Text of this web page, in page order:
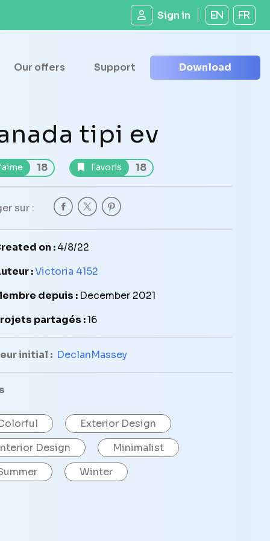
Sign in EN FR
Our offers Support Download
tipi ev
18 Favoris 18
sur :
on :4/8/22
:Victoria 4152
depuis : December 2021
partagés :16
initial : DeclanMassey
Exterior Design
Design
Minimalist
Winter